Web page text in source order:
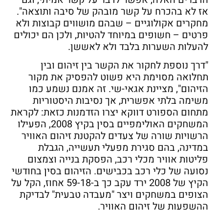
אז לא בהכרח על קשר מובהק של סיבה ותוצאה".
מחקרים אקולוגיים – שבהם מושווים קבוצות ולא
פרטים – חשופים במיוחד להטיות, ולכן הם יכולים
להעלות השערות בלבד ולא לאששן.
"דרך נוספת לחקור את הקשר בין זיהום ובין
תחלואה מסוימת היא פשוט להפסיק את מקור
הזיהום", מציינת אגאי-שי. זה אמנם נשמע כמו
משימה בלתי אפשרית, אך נסיבות היסטוריות
מתחום הספורט דווקא יצרו הזדמנות כזאת: לקראת
המשחקים האולימפיים בסין בקיץ 2008, הפעילו
הרשויות שורה של צעדים להקטנת זיהום האוויר
במדינה, בהם סגירת מפעלי תעשייה, הגבלת
פליטות אוויר מכלי רכב, הפסקת בנייה וצמצום
נסועה של כלי רכב בכבישים. הזיהום בסין בחודשי
הקיץ של 2008 ירד עקב כך ב-59-18 אחוז, הקל על
הצופים במשחקים ויצר "מעבדה טבעית" לבדיקת
ההשפעות של זיהום האוויר.